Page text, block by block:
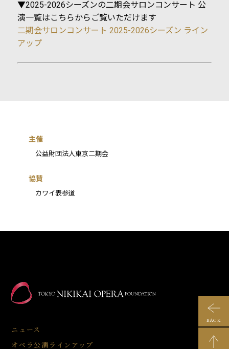
▼2025-2026シーズンの二期会サロンコンサート 公
演一覧はこちらからご覧いただけます
二期会サロンコンサート 2025-2026シーズン ライン
アップ
主催
公益財団法人東京二期会
協賛
カワイ表参道
BACK
ニュース
オペラ公演ラインアップ